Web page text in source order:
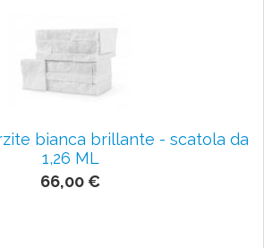
bianca brillante - scatola da
1,26 ML
66,00 €